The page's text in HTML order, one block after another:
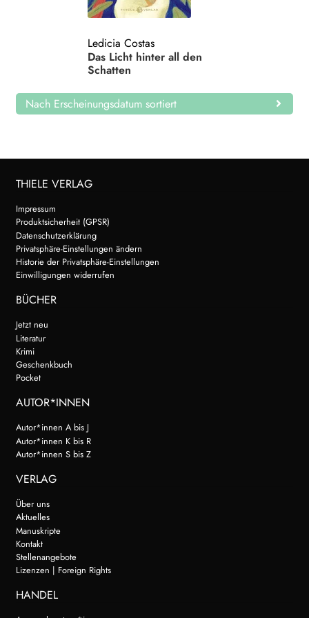
Ledicia Costas
Das Licht hinter all den
Schatten
Nach Erscheinungsdatum sortiert
THIELE VERLAG
Impressum
Produktsicherheit (GPSR)
Datenschutzerklärung
Privatsphäre-Einstellungen ändern
Historie der Privatsphäre-Einstellungen
Einwilligungen widerrufen
BÜCHER
Jetzt neu
Literatur
Krimi
Geschenkbuch
Pocket
AUTOR*INNEN
Autor*innen A bis J
Autor*innen K bis R
Autor*innen S bis Z
VERLAG
Über uns
Aktuelles
Manuskripte
Kontakt
Stellenangebote
Lizenzen | Foreign Rights
HANDEL